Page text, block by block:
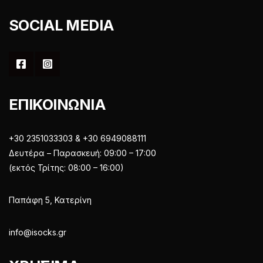
SOCIAL MEDIA
ΕΠΙΚΟΙΝΩΝΙΑ
+30 2351033303 & +30 6949088111
Δευτέρα – Παρασκευή: 09:00 – 17:00
(εκτός Τρίτης: 08:00 – 16:00)
Παπάφη 5, Κατερίνη
info@isocks.gr